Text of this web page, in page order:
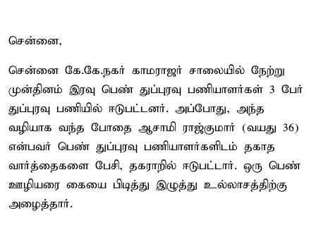
சென்னை,
சென்னை கே.கே.நகர் காமராஜர் சாலையில் நேற்று
முன்தினம் இரவு பெண் துப்புரவு பணியாளர்கள் 3 பேர்
துப்புரவு பணியில் ஈடுபட்டனர். அப்போது, அந்த
வழியாக வந்த போதை ஆசாமி ராஜ்குமார் (வயது 36)
என்பவர் பெண் துப்புரவு பணியாளர்களிடம் தகாத
வார்த்தைகளை பேசி, தகராறில் ஈடுபட்டார். ஒரு பெண்
ஊழியரை கையை பிடித்து இழுத்து உல்லாசத்திற்கு
அழைத்தார்.